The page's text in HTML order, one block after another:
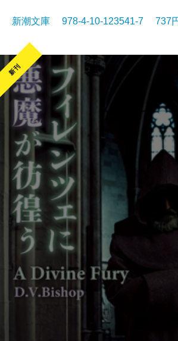
新潮文庫 978-4-10-123541-7 737
新刊